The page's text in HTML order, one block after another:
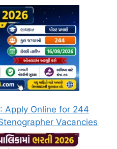
Apply Online for 244
Vacancies